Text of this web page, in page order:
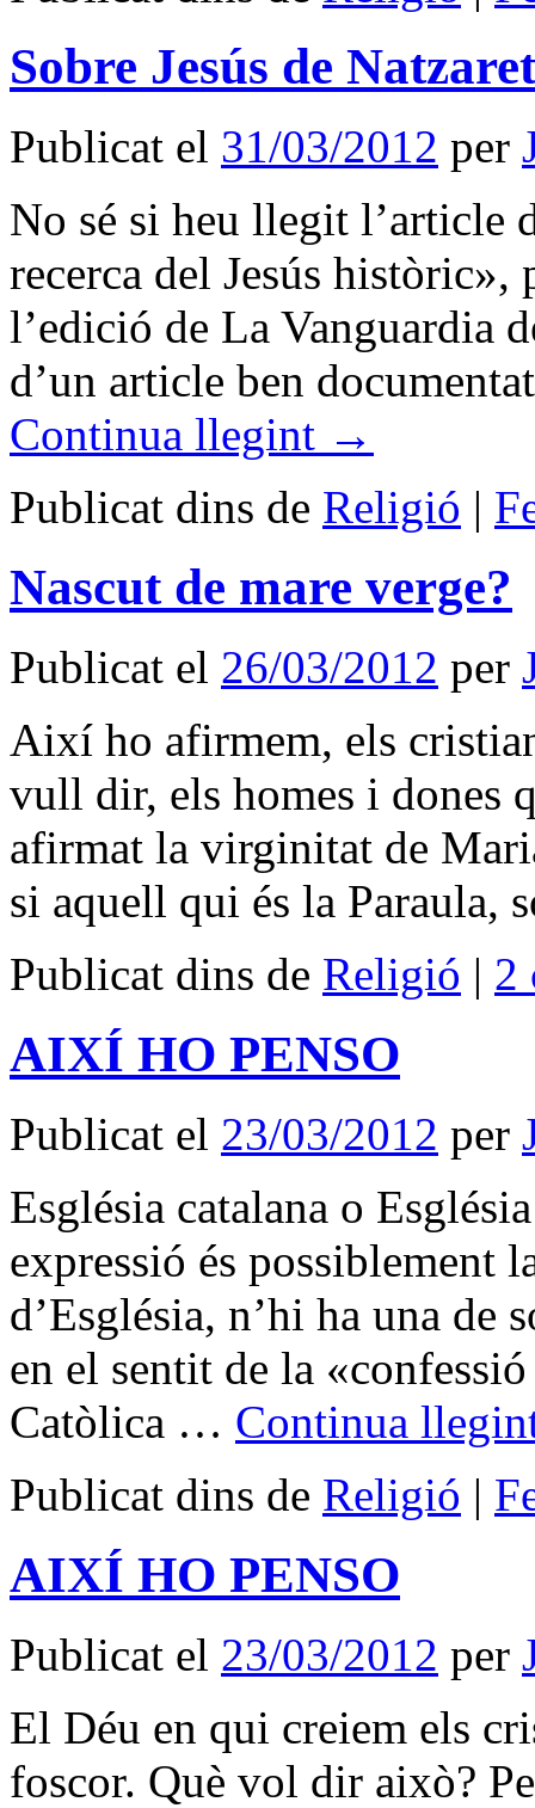
Sobre Jesús de Natzaret
Publicat el 31/03/2012 per
No sé si heu llegit l’article
recerca del Jesús
l’edició de La Vanguardia
d’un article ben
Continua llegint →
Publicat dins de Religió |
Nascut de mare verge?
Publicat el 26/03/2012 per
Així ho afirmem, els
vull dir, els homes i dones
afirmat la virginitat de
si aquell qui és la
Publicat dins de Religió | 2
AIXÍ HO PENSO
Publicat el 23/03/2012 per
Església catalana o
expressió és possiblement
d’Església, n’hi ha una de
en el sentit de la
Catòlica … Continua
Publicat dins de Religió |
AIXÍ HO PENSO
Publicat el 23/03/2012 per
El Déu en qui creiem els
foscor. Què vol dir això?